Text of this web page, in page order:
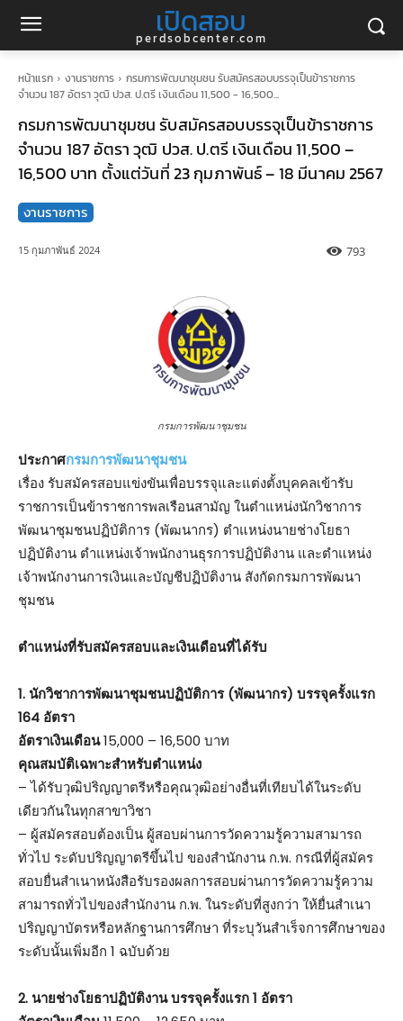
เปิดสอบ
perdsobcenter.com
หน้าแรก งานราชการ
กรมการพัฒนาชุมชน รับสมัครสอบบรรจุเป็นข้าราชการ
จำนวน 187 อัตรา วุฒิ ปวส. ป.ตรี เงินเดือน 11,500 - 16,500...
กรมการพัฒนาชุมชน รับสมัครสอบบรรจุเป็นข้าราชการ
จำนวน 187 อัตรา วุฒิ ปวส. ป.ตรี เงินเดือน 11,500 –
16,500 บาท ตั้งแต่วันที่ 23 กุมภาพันธ์ – 18 มีนาคม 2567
งานราชการ
15 กุมภาพันธ์ 2024 793
กรมการพัฒนาชุมชน
ประกาศกรมการพัฒนาชุมชน
เรื่อง รับสมัครสอบแข่งขันเพื่อบรรจุและแต่งตั้งบุคคลเข้ารับ
ราชการเป็นข้าราชการพลเรือนสามัญ ในตำแหน่งนักวิชาการ
พัฒนาชุมชนปฏิบัติการ (พัฒนากร) ตำแหน่งนายช่างโยธา
ปฏิบัติงาน ตำแหน่งเจ้าพนักงานธุรการปฏิบัติงาน และตำแหน่ง
เจ้าพนักงานการเงินและบัญชีปฏิบัติงาน สังกัดกรมการพัฒนา
ชุมชน
ตําแหน่งที่รับสมัครสอบและเงินเดือนที่ได้รับ
1. นักวิชาการพัฒนาชุมชนปฏิบัติการ (พัฒนากร) บรรจุครั้งแรก
164 อัตรา
อัตราเงินเดือน15,000 – 16,500 บาท
คุณสมบัติเฉพาะสำหรับตำแหน่ง
– ได้รับวุฒิปริญญาตรีหรือคุณวุฒิอย่างอื่นที่เทียบได้ในระดับ
เดียวกันในทุกสาขาวิชา
– ผู้สมัครสอบต้องเป็น ผู้สอบผ่านการวัดความรู้ความสามารถ
ทั่วไป ระดับปริญญาตรีขึ้นไป ของสำนักงาน ก.พ. กรณีที่ผู้สมัคร
สอบยื่นสำเนาหนังสือรับรองผลการสอบผ่านการวัดความรู้ความ
สามารถทั่วไปของสำนักงาน ก.พ. ในระดับที่สูงกว่า ให้ยื่นสำเนา
ปริญญาบัตรหรือหลักฐานการศึกษา ที่ระบุวันสำเร็จการศึกษาของ
ระดับนั้นเพิ่มอีก 1 ฉบับด้วย
2. นายช่างโยธาปฏิบัติงาน บรรจุครั้งแรก 1 อัตรา